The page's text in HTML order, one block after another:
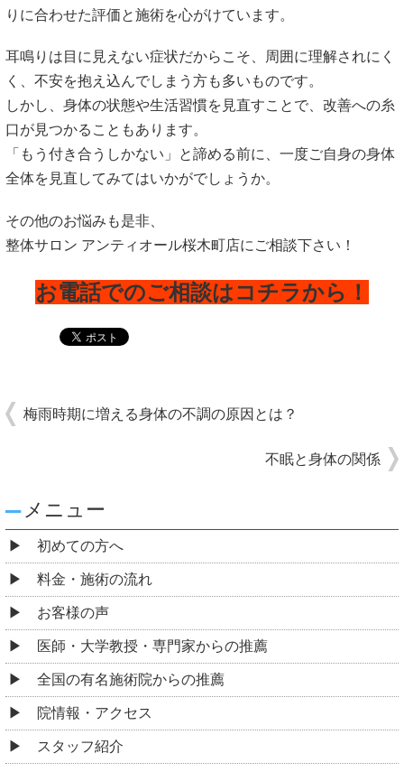
りに合わせた評価と施術を心がけています。
耳鳴りは目に見えない症状だからこそ、周囲に理解されにく
く、不安を抱え込んでしまう方も多いものです。
しかし、身体の状態や生活習慣を見直すことで、改善への糸
口が見つかることもあります。
「もう付き合うしかない」と諦める前に、一度ご自身の身体
全体を見直してみてはいかがでしょうか。
その他のお悩みも是非、
整体サロン アンティオール桜木町店にご相談下さい！
お電話でのご相談はコチラから！
梅雨時期に増える身体の不調の原因とは？
不眠と身体の関係
メニュー
初めての方へ
料金・施術の流れ
お客様の声
医師・大学教授・専門家からの推薦
全国の有名施術院からの推薦
院情報・アクセス
スタッフ紹介